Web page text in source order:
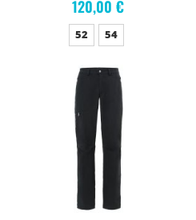
120,00 €
52 54